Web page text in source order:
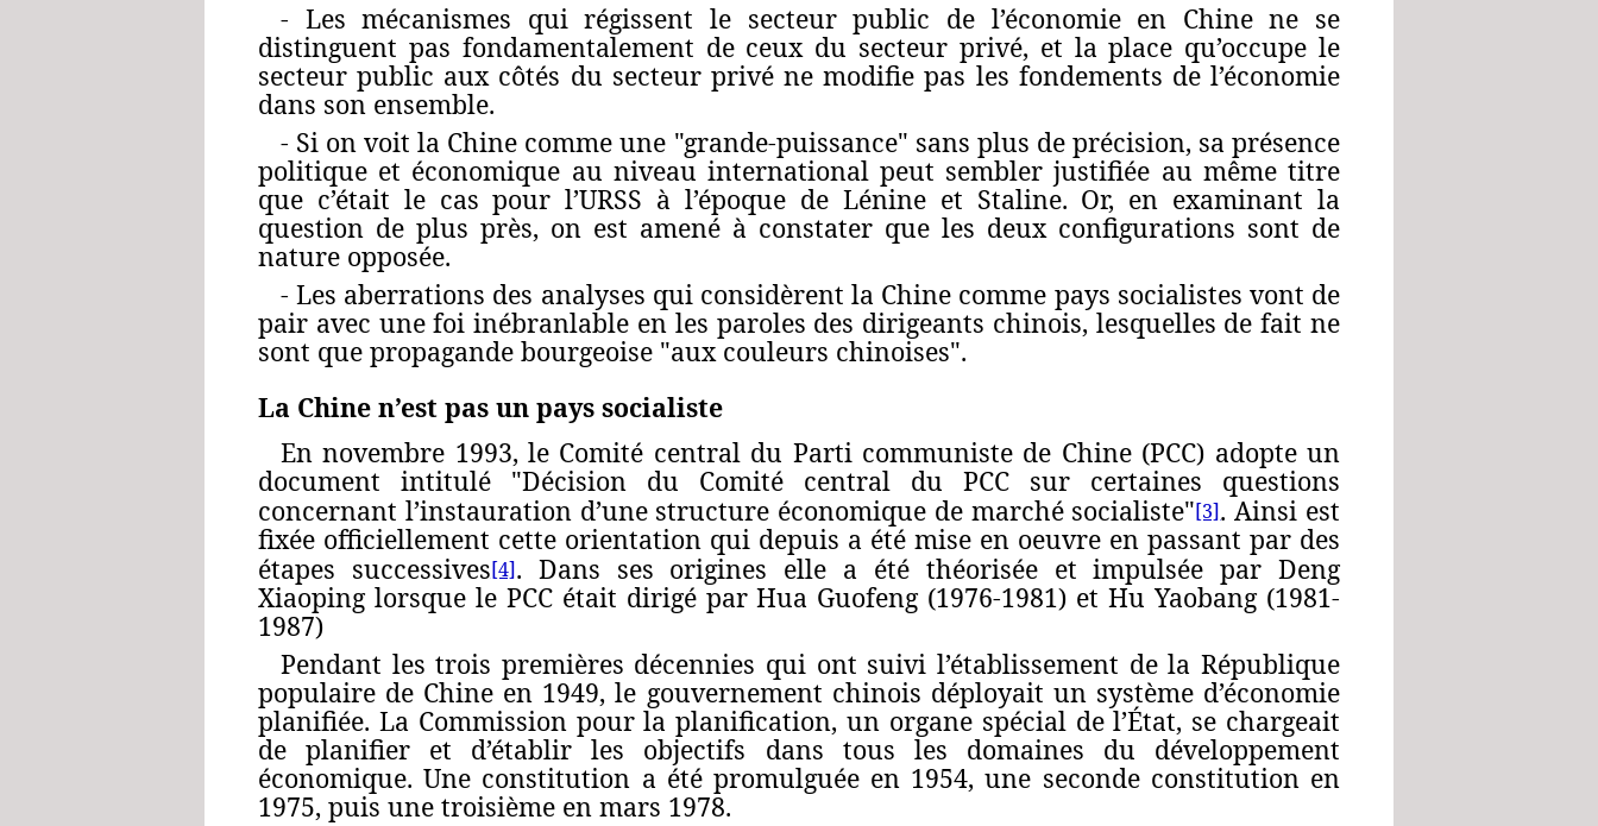
‑ Les mécanismes qui régissent le secteur public de l’économie en Chine ne se
distinguent pas fondamentalement de ceux du secteur privé, et la place qu’occupe le
secteur public aux côtés du secteur privé ne modifie pas les fondements de l’économie
dans son ensemble.
‑ Si on voit la Chine comme une "grande-puissance" sans plus de précision, sa présence
politique et économique au niveau international peut sembler justifiée au même titre
que c’était le cas pour l’URSS à l’époque de Lénine et Staline. Or, en examinant la
question de plus près, on est amené à constater que les deux configurations sont de
nature opposée.
‑ Les aberrations des analyses qui considèrent la Chine comme pays socialistes vont de
pair avec une foi inébranlable en les paroles des dirigeants chinois, lesquelles de fait ne
sont que propagande bourgeoise "aux couleurs chinoises".
La Chine n’est pas un pays socialiste
En novembre 1993, le Comité central du Parti communiste de Chine (PCC) adopte un
document intitulé "Décision du Comité central du PCC sur certaines questions
concernant l’instauration d’une structure économique de marché socialiste"[3]. Ainsi est
fixée officiellement cette orientation qui depuis a été mise en oeuvre en passant par des
étapes successives[4]. Dans ses origines elle a été théorisée et impulsée par Deng
Xiaoping lorsque le PCC était dirigé par Hua Guofeng (1976-1981) et Hu Yaobang (1981-
1987)
Pendant les trois premières décennies qui ont suivi l’établissement de la République
populaire de Chine en 1949, le gouvernement chinois déployait un système d’économie
planifiée. La Commission pour la planification, un organe spécial de l’État, se chargeait
de planifier et d’établir les objectifs dans tous les domaines du développement
économique. Une constitution a été promulguée en 1954, une seconde constitution en
1975, puis une troisième en mars 1978.